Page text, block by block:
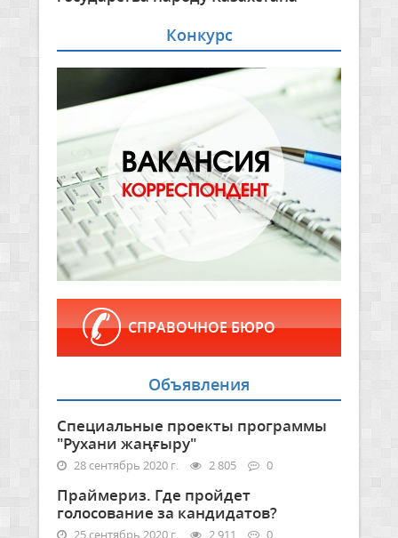
Конкурс
СПРАВОЧНОЕ БЮРО
Объявления
Специальные проекты программы
"Рухани жаңғыру"
28 сентябрь 2020 г. 2 805 0
Праймериз. Где пройдет
голосование за кандидатов?
25 сентябрь 2020 г. 2 911 0